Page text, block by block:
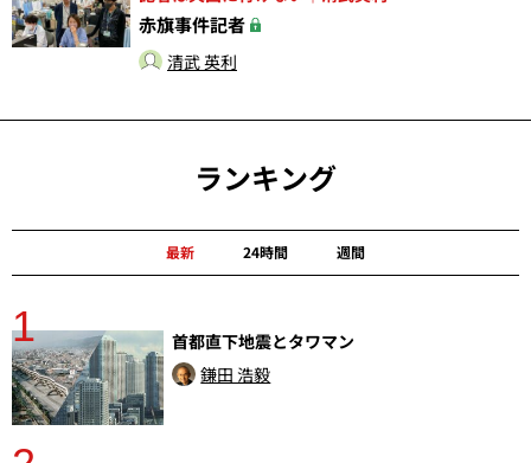
赤旗事件記者
清武 英利
ランキング
最新 24時間 週間
1
首都直下地震とタワマン
鎌田 浩毅